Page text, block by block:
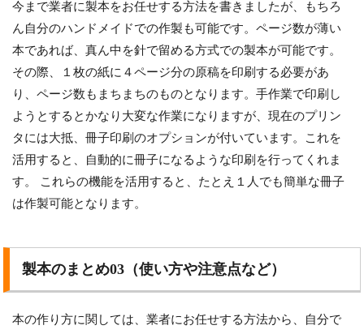
今まで業者に製本をお任せする方法を書きましたが、もちろ
ん自分のハンドメイドでの作製も可能です。ページ数が薄い
本であれば、真ん中を針で留める方式での製本が可能です。
その際、１枚の紙に４ページ分の原稿を印刷する必要があ
り、ページ数もまちまちのものとなります。手作業で印刷し
ようとするとかなり大変な作業になりますが、現在のプリン
タには大抵、冊子印刷のオプションが付いています。これを
活用すると、自動的に冊子になるような印刷を行ってくれま
す。 これらの機能を活用すると、たとえ１人でも簡単な冊子
は作製可能となります。
製本のまとめ03（使い方や注意点など）
本の作り方に関しては、業者にお任せする方法から、自分で